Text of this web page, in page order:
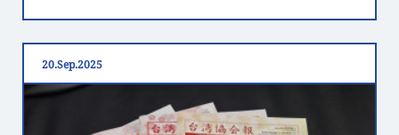
20Sep2025